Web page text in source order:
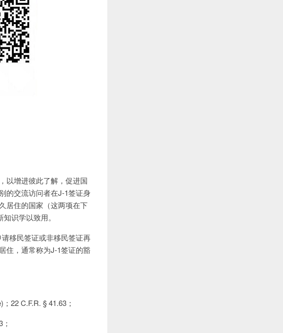
以增进彼此了解，促进国
的交流访问者在J-1签证身
居住的国家（这两项在下
识学以致用。
移民签证或非移民签证再
住，通常称为J-1签证的豁
22 C.F.R. § 41.63；